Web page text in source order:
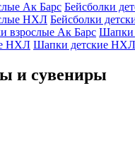
Ак Барс Бейсболки
НХЛ Бейсболки
взрослые Ак Барс Шапки
НХЛ Шапки детские НХЛ
и сувениры